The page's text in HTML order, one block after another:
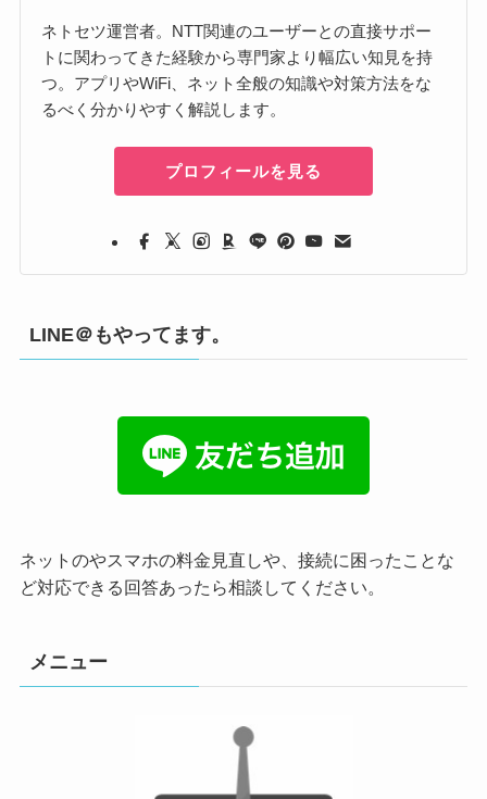
ネトセツ運営者。NTT関連のユーザーとの直接サポー
トに関わってきた経験から専門家より幅広い知見を持
つ。アプリやWiFi、ネット全般の知識や対策方法をな
るべく分かりやすく解説します。
プロフィールを見る
LINE＠もやってます。
ネットのやスマホの料金見直しや、接続に困ったことな
ど対応できる回答あったら相談してください。
メニュー